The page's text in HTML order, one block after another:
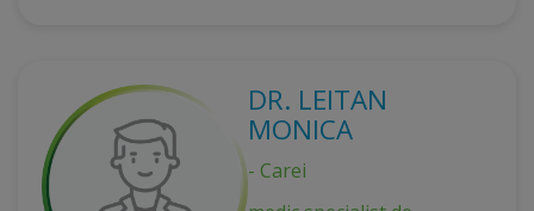
DR. LEITAN
MONICA
- Carei